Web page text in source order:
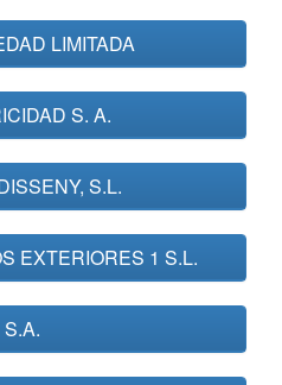
LIMITADA
S. A.
S.L.
EXTERIORES 1 S.L.